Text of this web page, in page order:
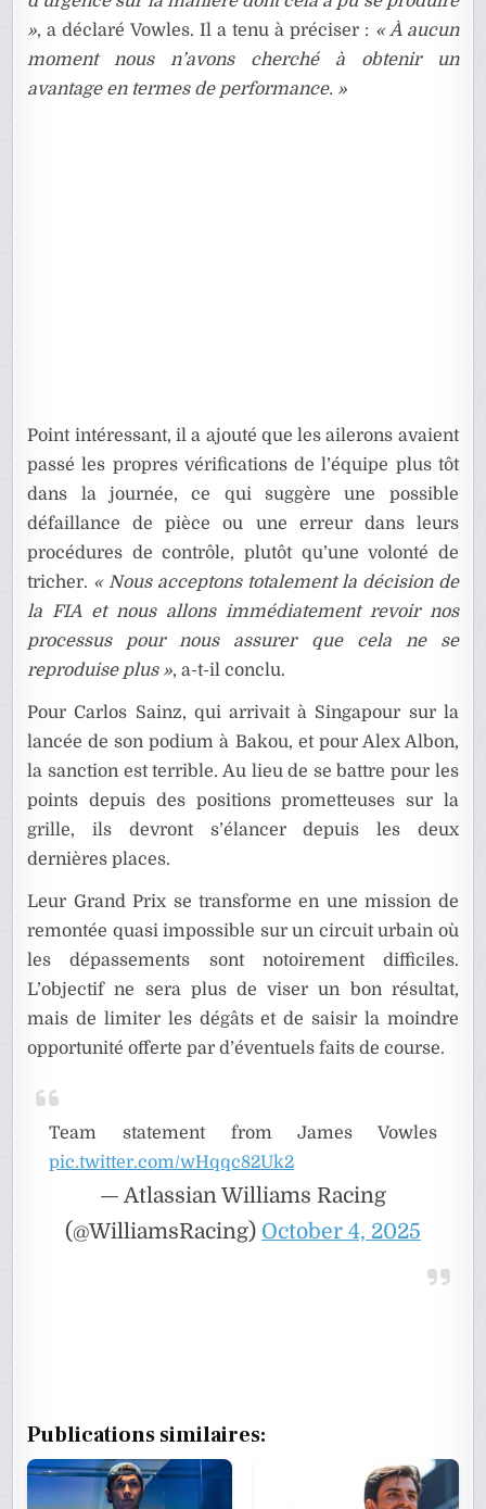
», a déclaré Vowles. Il a tenu à préciser : « À aucun
moment nous n’avons cherché à obtenir un
avantage en termes de performance. »
Point intéressant, il a ajouté que les ailerons avaient
passé les propres vérifications de l’équipe plus tôt
dans la journée, ce qui suggère une possible
défaillance de pièce ou une erreur dans leurs
procédures de contrôle, plutôt qu’une volonté de
tricher. « Nous acceptons totalement la décision de
la FIA et nous allons immédiatement revoir nos
processus pour nous assurer que cela ne se
reproduise plus », a-t-il conclu.
Pour Carlos Sainz, qui arrivait à Singapour sur la
lancée de son podium à Bakou, et pour Alex Albon,
la sanction est terrible. Au lieu de se battre pour les
points depuis des positions prometteuses sur la
grille, ils devront s’élancer depuis les deux
dernières places.
Leur Grand Prix se transforme en une mission de
remontée quasi impossible sur un circuit urbain où
les dépassements sont notoirement difficiles.
L’objectif ne sera plus de viser un bon résultat,
mais de limiter les dégâts et de saisir la moindre
opportunité offerte par d’éventuels faits de course.
Team statement from James Vowles
pic.twitter.com/wHqqc82Uk2
— Atlassian Williams Racing
(@WilliamsRacing) October 4, 2025
Publications similaires: